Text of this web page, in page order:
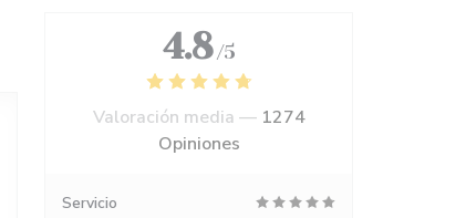
4.8 /5
Valoración media — 1274
Opiniones
Servicio